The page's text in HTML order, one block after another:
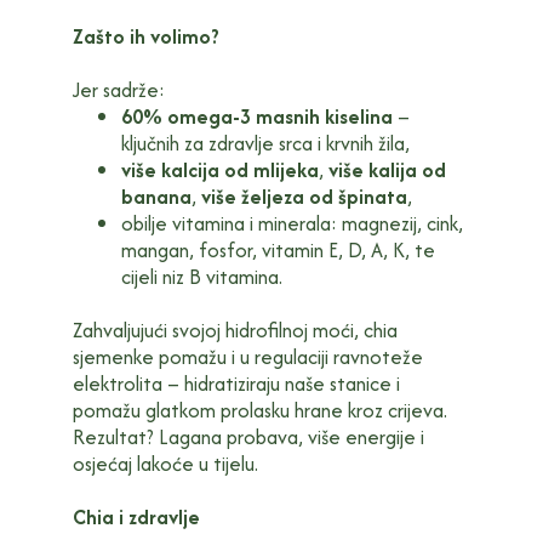
Zašto ih volimo?
Jer sadrže:
60% omega-3 masnih kiselina –
ključnih za zdravlje srca i krvnih žila,
više kalcija od mlijeka, više kalija od
banana, više željeza od špinata,
obilje vitamina i minerala: magnezij, cink,
mangan, fosfor, vitamin E, D, A, K, te
cijeli niz B vitamina.
Zahvaljujući svojoj hidrofilnoj moći, chia
sjemenke pomažu i u regulaciji ravnoteže
elektrolita – hidratiziraju naše stanice i
pomažu glatkom prolasku hrane kroz crijeva.
Rezultat? Lagana probava, više energije i
osjećaj lakoće u tijelu.
Chia i zdravlje